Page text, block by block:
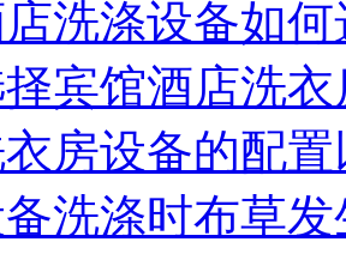
洗涤设备如何
宾馆酒店洗衣
房设备的配置
洗涤时布草发